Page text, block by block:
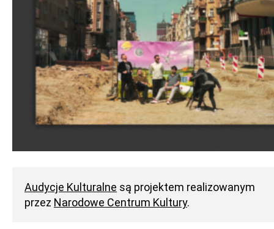
Audycje Kulturalne są projektem realizowanym
przez Narodowe Centrum Kultury.